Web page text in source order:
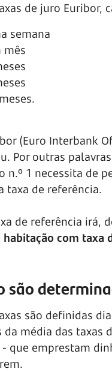
de juro Euribor,
semana
mês
(Euro Interbank
Por outras
n.º 1 necessita de
taxa de referência.
de referência irá,
com taxa
são
são definidas
da média das taxas
- que emprestam